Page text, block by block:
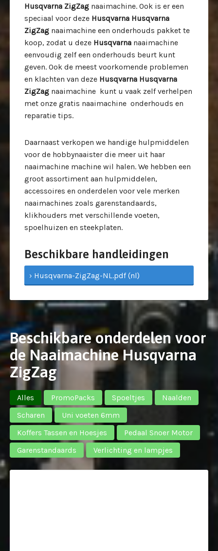
Husqvarna ZigZag naaimachine. Ook is er een
speciaal voor deze Husqvarna Husqvarna
ZigZag naaimachine een onderhouds pakket te
koop, zodat u deze Husqvarna naaimachine
eenvoudig zelf een onderhouds beurt kunt
geven. Ook de meest voorkomende problemen
en klachten van deze Husqvarna Husqvarna
ZigZag naaimachine kunt u vaak zelf verhelpen
met onze gratis naaimachine onderhouds en
reparatie tips.
Daarnaast verkopen we handige hulpmiddelen
voor de hobbynaaister die meer uit haar
naaimachine machine wil halen. We hebben een
groot assortiment aan hulpmiddelen,
accessoires en onderdelen voor vele merken
naaimachines zoals garenstandaards,
klikhouders met verschillende voeten,
spoelhuizen en steekplaten.
Beschikbare handleidingen
› Husqvarna-ZigZag-NL.pdf (nl)
Beschikbare onderdelen voor
de Naaimachine Husqvarna
ZigZag
Alles PromoPacks Spoeltjes
Naalden
Scharen
Uni voeten 6mm
Koffers Tassen en Hoesjes
Pedaal Snoer Motor
Garenstandaards
Verlichting en lampjes